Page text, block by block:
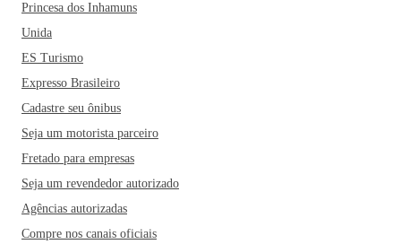
Princesa dos Inhamuns
Unida
ES Turismo
Expresso Brasileiro
Cadastre seu ônibus
Seja um motorista parceiro
Fretado para empresas
Seja um revendedor autorizado
Agências autorizadas
Compre nos canais oficiais